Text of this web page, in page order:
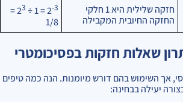
חזקה שלילית היא 1 חלקי
החזקה החיובית המקבילה
2-3
= 1 ÷ 2
3
=
1/8
שאלות חזקות בפסיכומטרי
אך השימוש בהם דורש מיומנות. הנה כמה טיפים
יעילה בבחינה: